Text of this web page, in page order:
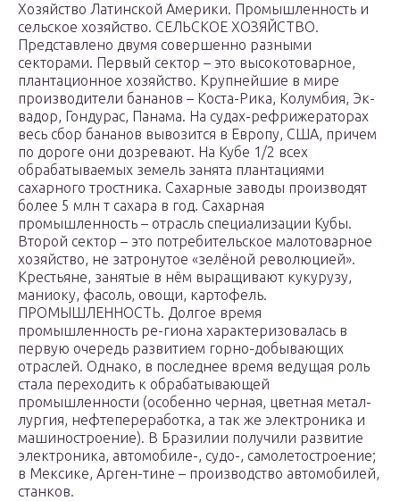
Хозяйство Латинской Америки. Промышленность и
сельское хозяйство. СЕЛЬСКОЕ ХОЗЯЙСТВО.
Представлено двумя совершенно разными
секторами. Первый сектор – это высокотоварное,
плантационное хозяйство. Крупнейшие в мире
производители бананов – Коста-Рика, Колумбия, Эк-
вадор, Гондурас, Панама. На судах-рефрижераторах
весь сбор бананов вывозится в Европу, США, причем
по дороге они дозревают. На Кубе 1/2 всех
обрабатываемых земель занята плантациями
сахарного тростника. Сахарные заводы производят
более 5 млн т сахара в год. Сахарная
промышленность – отрасль специализации Кубы.
Второй сектор – это потребительское малотоварное
хозяйство, не затронутое «зелёной революцией».
Крестьяне, занятые в нём выращивают кукурузу,
маниоку, фасоль, овощи, картофель.
ПРОМЫШЛЕННОСТЬ. Долгое время
промышленность ре-гиона характеризовалась в
первую очередь развитием горно-добывающих
отраслей. Однако, в последнее время ведущая роль
стала переходить к обрабатывающей
промышленности (особенно черная, цветная метал-
лургия, нефтепереработка, а так же электроника и
машиностроение). В Бразилии получили развитие
электроника, автомобиле-, судо-, самолетостроение;
в Мексике, Арген-тине – производство автомобилей,
станков.